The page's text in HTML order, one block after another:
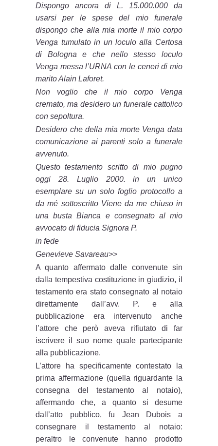
Dispongo ancora di L. 15.000.000 da
usarsi per le spese del mio funerale
dispongo che alla mia morte il mio corpo
Venga tumulato in un loculo alla Certosa
di Bologna e che nello stesso loculo
Venga messa l’URNA con le ceneri di mio
marito Alain Laforet.
Non voglio che il mio corpo Venga
cremato, ma desidero un funerale cattolico
con sepoltura.
Desidero che della mia morte Venga data
comunicazione ai parenti solo a funerale
avvenuto.
Questo testamento scritto di mio pugno
oggi 28. Luglio 2000. in un unico
esemplare su un solo foglio protocollo a
da mé sottoscritto Viene da me chiuso in
una busta Bianca e consegnato al mio
avvocato di fiducia Signora P.
in fede
Genevieve Savareau>>
A quanto affermato dalle convenute sin
dalla tempestiva costituzione in giudizio, il
testamento era stato consegnato al notaio
direttamente dall’avv. P. e alla
pubblicazione era intervenuto anche
l’attore che però aveva rifiutato di far
iscrivere il suo nome quale partecipante
alla pubblicazione.
L’attore ha specificamente contestato la
prima affermazione (quella riguardante la
consegna del testamento al notaio),
affermando che, a quanto si desume
dall’atto pubblico, fu Jean Dubois a
consegnare il testamento al notaio:
peraltro le convenute hanno prodotto